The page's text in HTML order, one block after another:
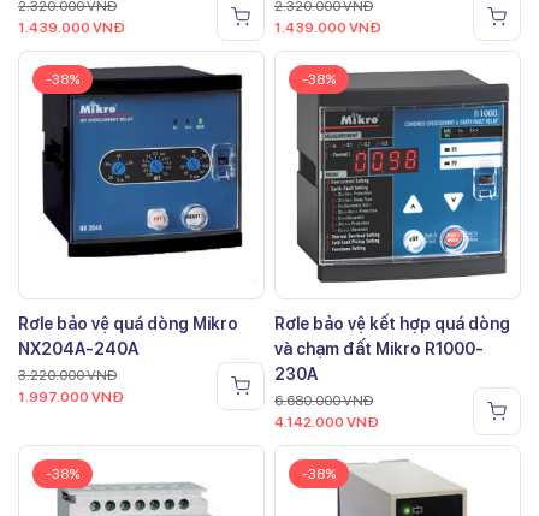
2.320.000VNĐ
1.439.000 VNĐ
2.320.000VNĐ
1.439.000 VNĐ
-38%
Rơle bảo vệ quá dòng Mikro
NX204A-240A
3.220.000VNĐ
1.997.000 VNĐ
-38%
Rơle bảo vệ kết hợp quá dòng
và chạm đất Mikro R1000-
230A
6.680.000VNĐ
4.142.000 VNĐ
-38% -38%